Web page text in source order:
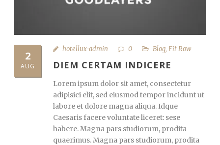
2
AUG
hotellux-admin 0 Blog, Fit Row
DIEM CERTAM INDICERE
Lorem ipsum dolor sit amet, consectetur
adipisici elit, sed eiusmod tempor incidunt ut
labore et dolore magna aliqua. Idque
Caesaris facere voluntate liceret: sese
habere. Magna pars studiorum, prodita
quaerimus. Magna pars studiorum, prodita